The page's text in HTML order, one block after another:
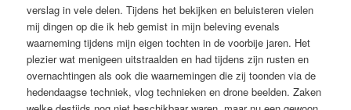
verslag in vele delen. Tijdens het bekijken en beluisteren vielen
mij dingen op die ik heb gemist in mijn beleving evenals
waarneming tijdens mijn eigen tochten in de voorbije jaren. Het
plezier wat menigeen uitstraalden en had tijdens zijn rusten en
overnachtingen als ook die waarnemingen die zij toonden via de
hedendaagse techniek, vlog technieken en drone beelden. Zaken